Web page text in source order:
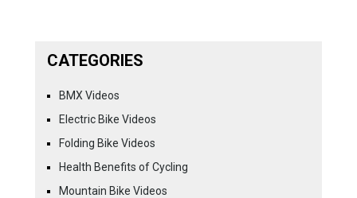
CATEGORIES
BMX Videos
Electric Bike Videos
Folding Bike Videos
Health Benefits of Cycling
Mountain Bike Videos